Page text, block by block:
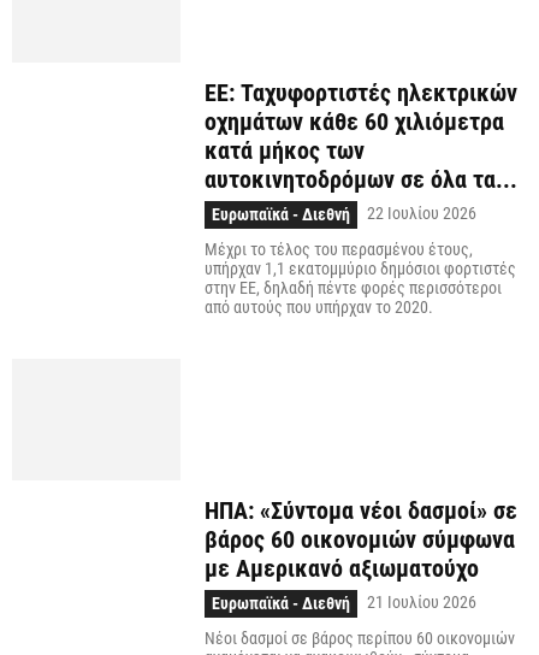
ΕΕ: Ταχυφορτιστές ηλεκτρικών
οχημάτων κάθε 60 χιλιόμετρα
κατά μήκος των
αυτοκινητοδρόμων σε όλα τα...
Ευρωπαϊκά - Διεθνή
22 Ιουλίου 2026
Μέχρι το τέλος του περασμένου έτους,
υπήρχαν 1,1 εκατομμύριο δημόσιοι φορτιστές
στην ΕΕ, δηλαδή πέντε φορές περισσότεροι
από αυτούς που υπήρχαν το 2020.
ΗΠΑ: «Σύντομα νέοι δασμοί» σε
βάρος 60 οικονομιών σύμφωνα
με Αμερικανό αξιωματούχο
Ευρωπαϊκά - Διεθνή
21 Ιουλίου 2026
Νέοι δασμοί σε βάρος περίπου 60 οικονομιών